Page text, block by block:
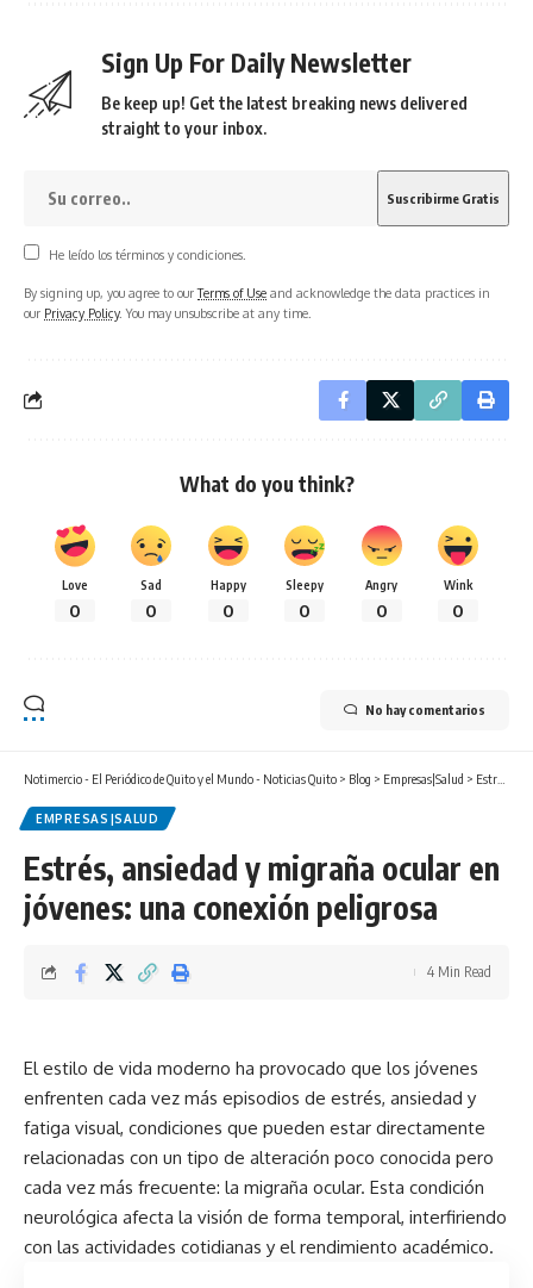
Sign Up For Daily Newsletter
Be keep up! Get the latest breaking news delivered
straight to your inbox.
He leído los términos y condiciones.
By signing up, you agree to ourTerms of Use and acknowledge the data practices in
our Privacy Policy. You may unsubscribe at any time.
What do you think?
Love
0
Sad
0
Happy
0
Sleepy
0
Angry
0
Wink
0
No hay comentarios
Notimercio - El Periódico de Quito y el Mundo - Noticias Quito > Blog > Empresas|Salud > Estrés, ansiedad y migraña ocular en jóvenes: una conexión peligrosa
EMPRESAS|SALUD
Estrés, ansiedad y migraña ocular en
jóvenes: una conexión peligrosa
4 Min Read
El estilo de vida moderno ha provocado que los jóvenes
enfrenten cada vez más episodios de estrés, ansiedad y
fatiga visual, condiciones que pueden estar directamente
relacionadas con un tipo de alteración poco conocida pero
cada vez más frecuente: la migraña ocular. Esta condición
neurológica afecta la visión de forma temporal, interfiriendo
con las actividades cotidianas y el rendimiento académico.